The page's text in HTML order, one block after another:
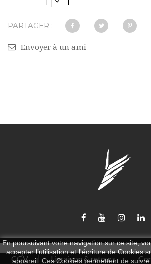
PARTAGER :
Envoyer à un ami
En poursuivant votre navigation sur ce site,
accepter l’utilisation et l'écriture de Cookies
appareil. Ces Cookies permettent de
CGV Livraison & retours